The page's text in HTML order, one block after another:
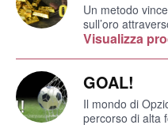
Un metodo
sull’oro
Visualizza
GOAL!
Il mondo di
percorso di alta